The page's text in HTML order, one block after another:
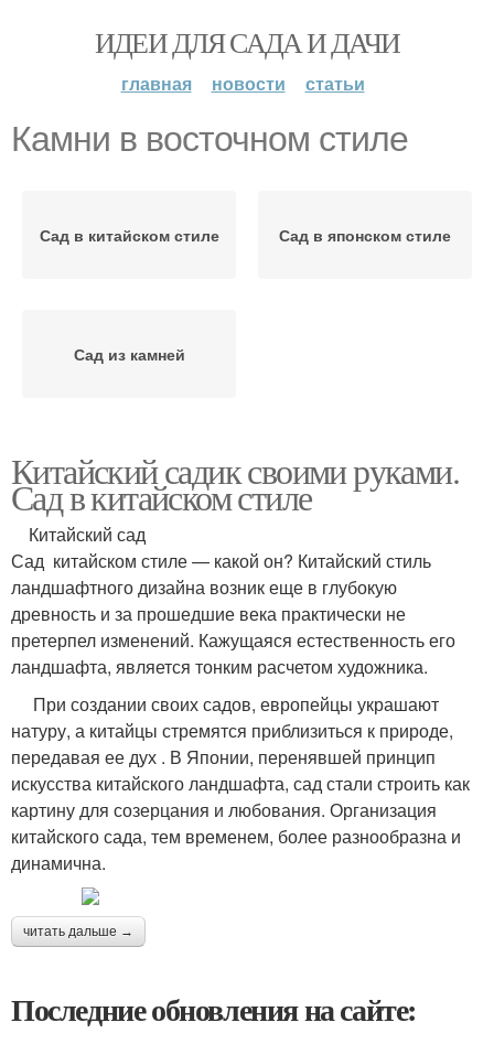
ИДЕИ ДЛЯ САДА И ДАЧИ
главная новости статьи
Камни в восточном стиле
Сад в китайском стиле Сад в японском стиле
Сад из камней
Китайский садик своими руками.
Сад в китайском стиле
Китайский сад
Сад китайском стиле — какой он? Китайский стиль
ландшафтного дизайна возник еще в глубокую
древность и за прошедшие века практически не
претерпел изменений. Кажущаяся естественность его
ландшафта, является тонким расчетом художника.
При создании своих садов, европейцы украшают
натуру, а китайцы стремятся приблизиться к природе,
передавая ее дух . В Японии, перенявшей принцип
искусства китайского ландшафта, сад стали строить как
картину для созерцания и любования. Организация
китайского сада, тем временем, более разнообразна и
динамична.
читать дальше →
Последние обновления на сайте: